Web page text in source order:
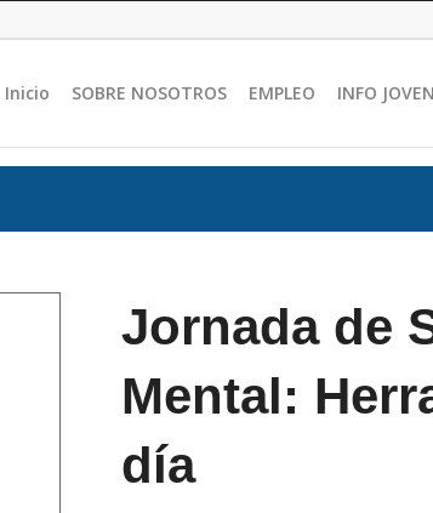
Inicio SOBRE NOSOTROS EMPLEO INFO JOVEN
Jornada de
Mental:
día